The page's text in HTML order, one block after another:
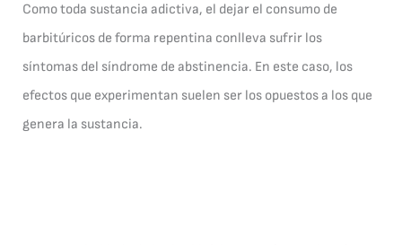
Como toda sustancia adictiva, el dejar el consumo de
barbitúricos de forma repentina conlleva sufrir los
síntomas del síndrome de abstinencia. En este caso, los
efectos que experimentan suelen ser los opuestos a los que
genera la sustancia.